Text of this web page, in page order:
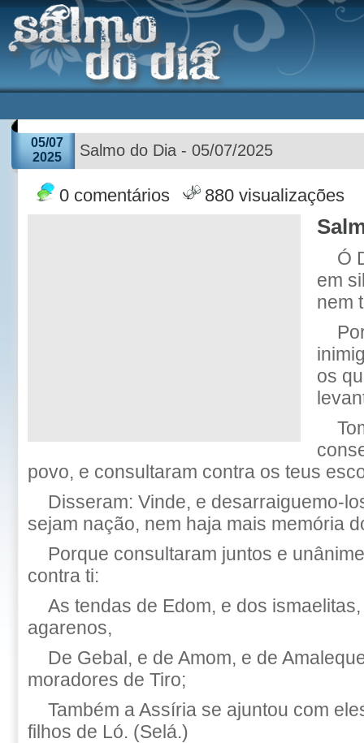
05/07
2025
Salmo do Dia - 05/07/2025
0 comentários 880 visualizações
Ó
em
nem
os
povo, e consultaram contra os teus
Disseram: Vinde, e desarraiguemo-
sejam nação, nem haja mais memória
Porque consultaram juntos e
contra ti:
As tendas de Edom, e dos
agarenos,
De Gebal, e de Amom, e de
moradores de Tiro;
Também a Assíria se ajuntou com
filhos de Ló. (Selá.)